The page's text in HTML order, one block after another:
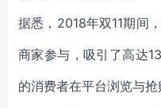
据悉，2018年双11期间
商家参与，吸引了高达
的消费者在平台浏览与抢